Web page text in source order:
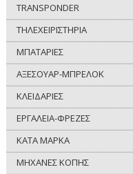
TRANSPONDER
ΤΗΛΕΧΕΙΡΙΣΤΗΡΙΑ
ΜΠΑΤΑΡΙΕΣ
ΑΞΕΣΟΥΑΡ-ΜΠΡΕΛΟΚ
ΚΛΕΙΔΑΡΙΕΣ
ΕΡΓΑΛΕΙΑ-ΦΡΕΖΕΣ
ΚΑΤΑ ΜΑΡΚΑ
ΜΗΧΑΝΕΣ ΚΟΠΗΣ